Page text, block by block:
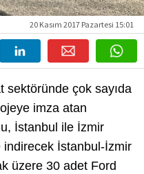
20 Kasım 2017 Pazartesi 15:01
sektöründe çok sayıda
imza atan
İstanbul ile İzmir
indirecek İstanbul-İzmir
üzere 30 adet Ford